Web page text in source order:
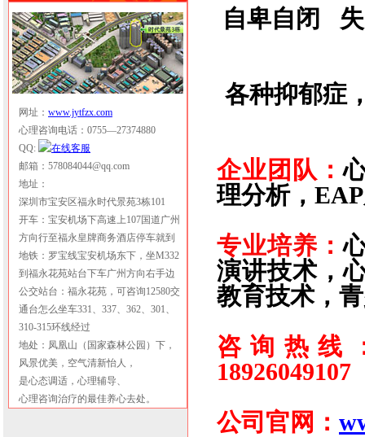
网址： www.jytfzx.com
心理咨询电话：0755—27374880
QQ:
邮箱：578084044@qq.com
地址：
深圳市宝安区福永时代景苑3栋101
开车：宝安机场下高速上107国道广州
方向行至福永皇牌商务酒店停车就到
地铁：罗宝线宝安机场东下，坐M332
到福永花苑站台下车广州方向右手边
公交站台：福永花苑，可咨询12580交
通台怎么坐车331、337、362、301、
310-315环线经过
地处：凤凰山（国家森林公园）下，
风景优美，空气清新怡人，
是心态调适，心理辅导、
心理咨询治疗的最佳养心去处。
自卑自闭
各种抑郁症
企业团队：
理分析，
专业培养：
演讲技术，
教育技术，
咨询热线：
18926049107
公司官网：